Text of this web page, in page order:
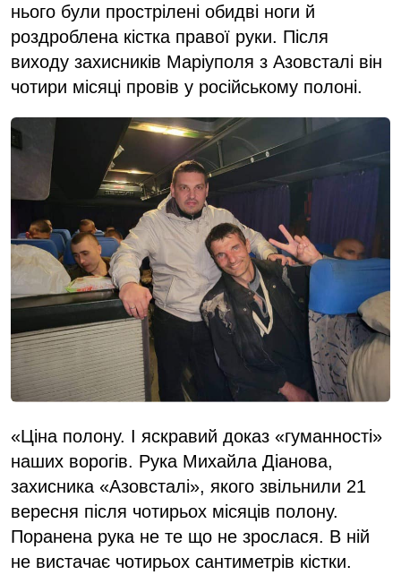
нього були прострілені обидві ноги й
роздроблена кістка правої руки. Після
виходу захисників Маріуполя з Азовсталі він
чотири місяці провів у російському полоні.
«Ціна полону. І яскравий доказ «гуманності»
наших ворогів. Рука Михайла Діанова,
захисника «Азовсталі», якого звільнили 21
вересня після чотирьох місяців полону.
Поранена рука не те що не зрослася. В ній
не вистачає чотирьох сантиметрів кістки.